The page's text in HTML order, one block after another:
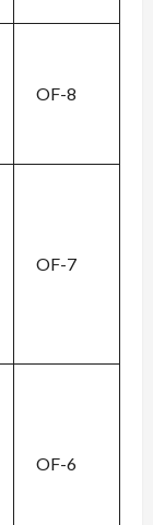
OF-8
OF-7
OF-6